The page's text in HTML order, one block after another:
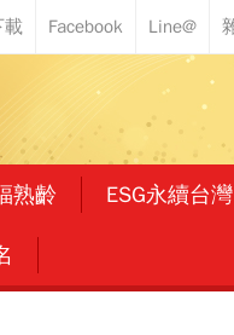
熟齡 ESG永續台灣